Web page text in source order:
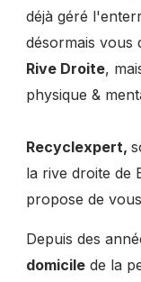
déjà géré
désormais vous
Rive Droite,
physique &
Recyclexpert,
la rive droite de
propose de
Depuis des
domicile de la